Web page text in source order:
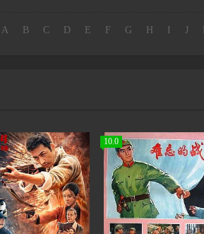
A B C D E F G H I J
10.0